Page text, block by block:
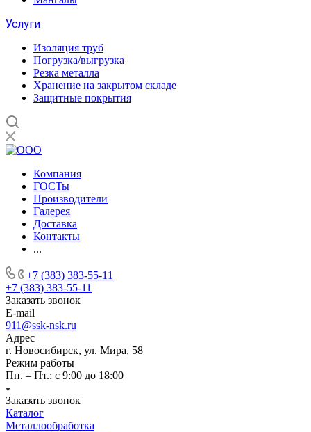
Услуги
Изоляция труб
Погрузка/выгрузка
Резка металла
Хранение на закрытом складе
Защитные покрытия
Компания
ГОСТы
Производители
Галерея
Доставка
Контакты
...
+7 (383) 383-55-11
+7 (383) 383-55-11
Заказать звонок
E-mail
911@ssk-nsk.ru
Адрес
г. Новосибирск, ул. Мира, 58
Режим работы
Пн. – Пт.: с 9:00 до 18:00
Заказать звонок
Каталог
Металлообработка